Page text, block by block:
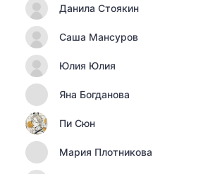
Данила Стоякин
Саша Мансуров
Юлия Юлия
Яна Богданова
Пи Сюн
Мария Плотникова